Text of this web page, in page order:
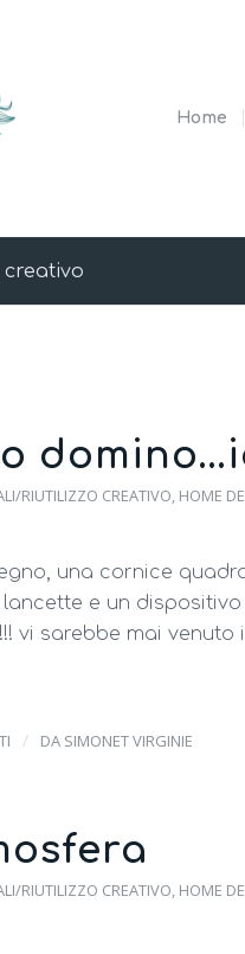
Home
creativo
RIUTILIZZO CREATIVO, HOME
una cornice
e un
vi sarebbe mai
/ DA SIMONET VIRGINIE
RIUTILIZZO CREATIVO, HOME